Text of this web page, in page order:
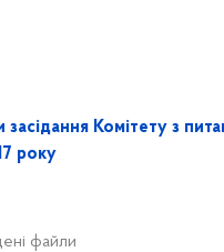
засідання Комітету з
року
файли